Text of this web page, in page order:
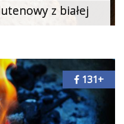
z białej
131+